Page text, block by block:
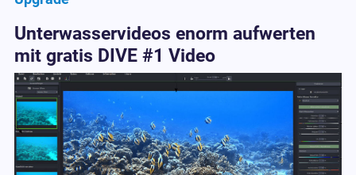
Unterwasservideos enorm aufwerten
mit gratis DIVE #1 Video